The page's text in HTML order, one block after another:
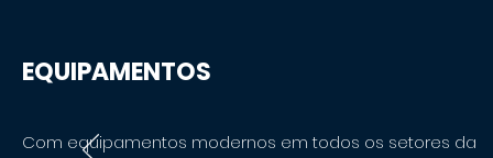
EQUIPAMENTOS
Com equipamentos modernos em todos os setores da